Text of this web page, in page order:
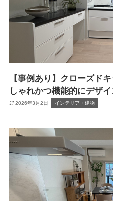
【事例あり】クローズド
しゃれかつ機能的にデザ
2026年3月2日 インテリア・建物